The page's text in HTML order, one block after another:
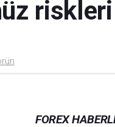
riskleri
FOREX